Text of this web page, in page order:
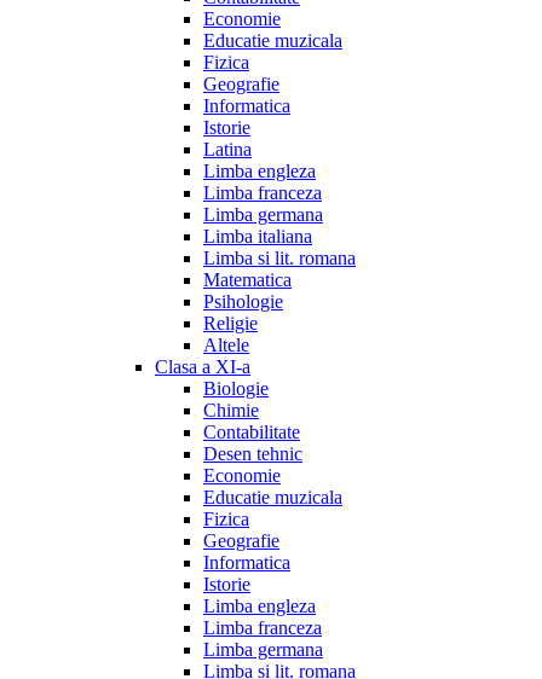
Economie
Educatie muzicala
Fizica
Geografie
Informatica
Istorie
Latina
Limba engleza
Limba franceza
Limba germana
Limba italiana
Limba si lit. romana
Matematica
Psihologie
Religie
Altele
Clasa a XI-a
Biologie
Chimie
Contabilitate
Desen tehnic
Economie
Educatie muzicala
Fizica
Geografie
Informatica
Istorie
Limba engleza
Limba franceza
Limba germana
Limba si lit. romana